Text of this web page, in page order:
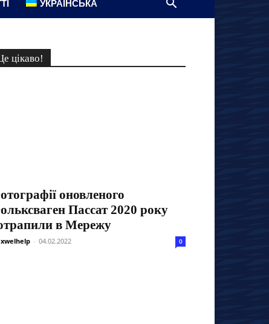
УКРАЇНСЬКА
цікаво!
оновленого
Пассат 2020 року
в Мережу
- 04.02.2022 0